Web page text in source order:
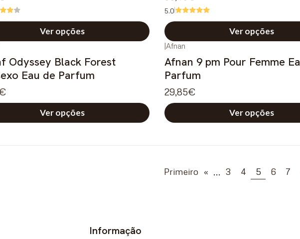
Ver opções
5.0
Ver opções
Odyssey Black Forest
Eau de Parfum
Ver opções
|Afnan
Afnan 9 pm Pour Femme
Parfum
29,85€
Ver opções
Primeiro « ... 3 4 5 6 7
Informação